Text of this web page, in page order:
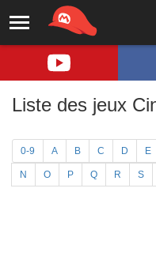
Liste des jeux
0-9 A B C D E
N O P Q R S